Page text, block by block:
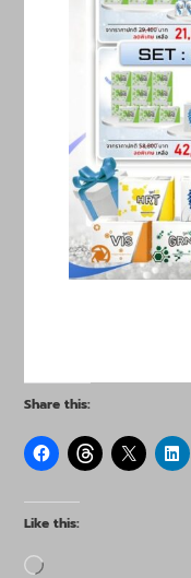
Share this:
Like this:
Loading…